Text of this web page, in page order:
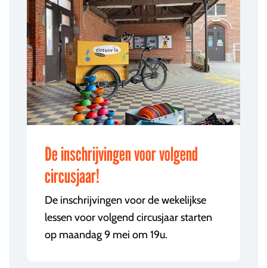
De inschrijvingen voor volgend
circusjaar!
De inschrijvingen voor de wekelijkse
lessen voor volgend circusjaar starten
op maandag 9 mei om 19u.